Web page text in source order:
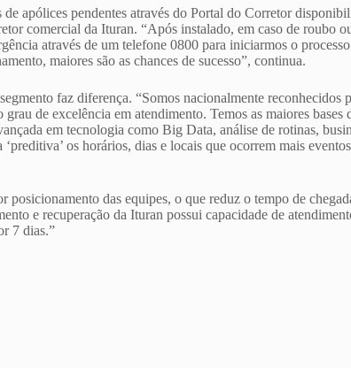
apólices pendentes através do Portal do Corretor
comercial da Ituran. “Após instalado, em caso de roubo
através de um telefone 0800 para iniciarmos o
maiores são as chances de sucesso”, continua.
faz diferença. “Somos nacionalmente reconhecidos
de excelência em atendimento. Temos as maiores bases
em tecnologia como Big Data, análise de rotinas,
os horários, dias e locais que ocorrem mais
posicionamento das equipes, o que reduz o tempo de
e recuperação da Ituran possui capacidade de
7 dias.”